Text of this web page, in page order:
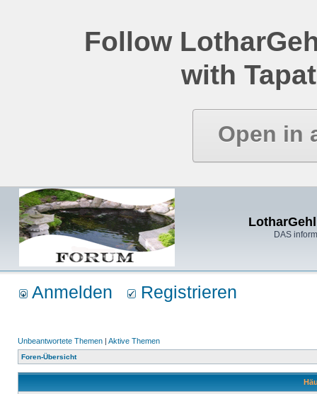
Follow
with
Open in
DAS
Anmelden Registrieren
Unbeantwortete Themen | Aktive Themen
Foren-Übersicht